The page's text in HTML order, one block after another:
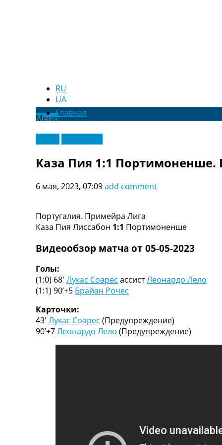
RU
UA
МенюГлавная
Новости футбола
Видео
Трансферы
Новости футбола Украины
Последние комментарии
Логин
Правила
Коллективный прогноз
Турниры
Чемпионат Мира
Украина. Премьер-Лига
Лига Чемпионов
Англия. Премьер Лига
Испания. Ла Лига
Другие Турниры >>>
Таблицы
Таблицы групп Чемпионата Мира
Украина. Премьер-Лига
Рейтинг клубов УЕФА
Рейтинг ФИФА
Каза Пия 1:1 Портимоненше.
6 мая, 2023, 07:09add comment
Португалия. Примейра Лига
Каза Пия Лиссабон 1:1 Портимоненше
Видеообзор матча от 05-05-2023
Голы:
(1:0) 68′ Лукас Соарес ассистЛеонардо Лело
(1:1) 90’+5 Брайан Рочес
Карточки:
43′ Лукас Соарес (Предупреждение)
90’+7Леонардо Лело (Предупреждение)